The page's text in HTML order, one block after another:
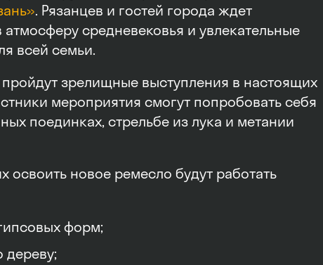
. Рязанцев и гостей города ждет
средневековья и увлекательные
всей семьи.
пройдут зрелищные выступления в настоящих
мероприятия смогут попробовать себя
поединках, стрельбе из лука и метании
новое ремесло будут работать
форм;
дереву;